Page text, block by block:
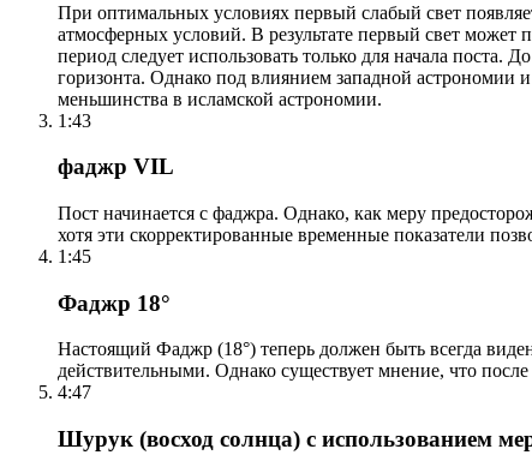
При оптимальных условиях первый слабый свет
атмосферных условий. В результате первый свет
период следует использовать только для начала
горизонта. Однако под влиянием западной астрономии
меньшинства в исламской астрономии.
1:43
фаджр VIL
Пост начинается с фаджра. Однако, как меру
хотя эти скорректированные временные показатели
1:45
Фаджр 18°
Настоящий Фаджр (18°) теперь должен быть всегда
действительными. Однако существует мнение, что
4:47
Шурук (восход солнца) с использованием